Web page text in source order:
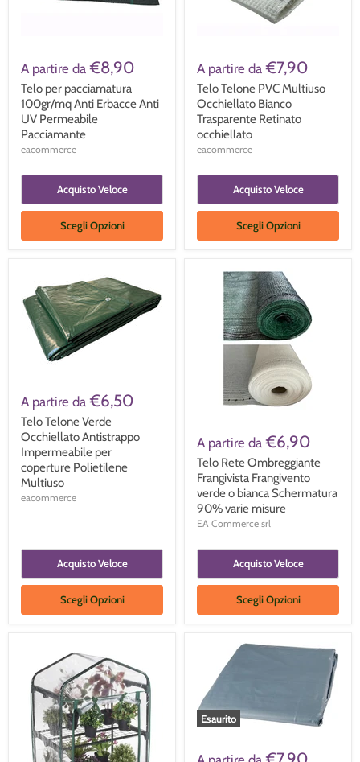
A partire da €8,90
Telo per pacciamatura
100gr/mq Anti Erbacce Anti
UV Permeabile
Pacciamante
eacommerce
Acquisto Veloce
Scegli Opzioni
A partire da €7,90
Telo Telone PVC Multiuso
Occhiellato Bianco
Trasparente Retinato
occhiellato
eacommerce
Acquisto Veloce
Scegli Opzioni
A partire da €6,50
Telo Telone Verde
Occhiellato Antistrappo
Impermeabile per
coperture Polietilene
Multiuso
eacommerce
Acquisto Veloce
Scegli Opzioni
A partire da €6,90
Telo Rete Ombreggiante
Frangivista Frangivento
verde o bianca Schermatura
90% varie misure
EA Commerce srl
Acquisto Veloce
Scegli Opzioni
Esaurito